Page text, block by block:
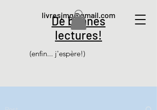
De bonnes
lectures!
(enfin... j'espère!)
livresjmg@gmail.com